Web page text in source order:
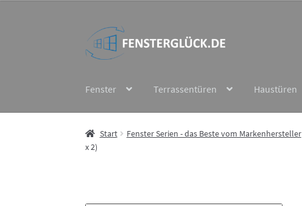
Zur
Navigation
springen
Zum
Inhalt
springen
Fenster Terrassentüren Haustüren
Start Fenster Serien - das Beste vom Markenhersteller
x 2)